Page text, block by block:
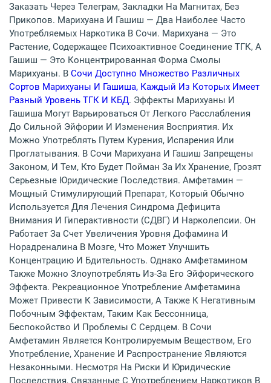
Заказать Через Телеграм, Закладки На Магнитах, Без
Прикопов. Марихуана И Гашиш — Два Наиболее Часто
Употребляемых Наркотика В Сочи. Марихуана — Это
Растение, Содержащее Психоактивное Соединение ТГК, А
Гашиш — Это Концентрированная Форма Смолы
Марихуаны. В Сочи Доступно Множество Различных
Сортов Марихуаны И Гашиша, Каждый Из Которых Имеет
Разный Уровень ТГК И КБД. Эффекты Марихуаны И
Гашиша Могут Варьироваться От Легкого Расслабления
До Сильной Эйфории И Изменения Восприятия. Их
Можно Употреблять Путем Курения, Испарения Или
Проглатывания. В Сочи Марихуана И Гашиш Запрещены
Законом, И Тем, Кто Будет Пойман За Их Хранение, Грозят
Серьезные Юридические Последствия. Амфетамин —
Мощный Стимулирующий Препарат, Который Обычно
Используется Для Лечения Синдрома Дефицита
Внимания И Гиперактивности (СДВГ) И Нарколепсии. Он
Работает За Счет Увеличения Уровня Дофамина И
Норадреналина В Мозге, Что Может Улучшить
Концентрацию И Бдительность. Однако Амфетамином
Также Можно Злоупотреблять Из-За Его Эйфорического
Эффекта. Рекреационное Употребление Амфетамина
Может Привести К Зависимости, А Также К Негативным
Побочным Эффектам, Таким Как Бессонница,
Беспокойство И Проблемы С Сердцем. В Сочи
Амфетамин Является Контролируемым Веществом, Его
Употребление, Хранение И Распространение Являются
Незаконными. Несмотря На Риски И Юридические
Последствия, Связанные С Употреблением Наркотиков В